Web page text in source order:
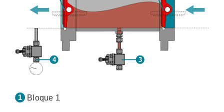
Bloque 1